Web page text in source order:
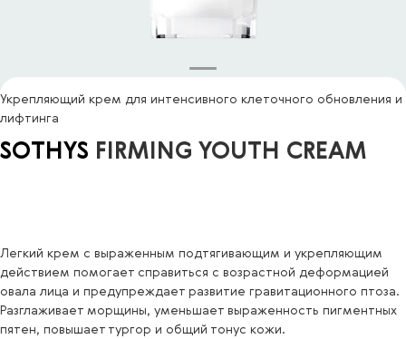
Укрепляющий крем для интенсивного клеточного обновления и
лифтинга
SOTHYS FIRMING YOUTH CREAM
Легкий крем с выраженным подтягивающим и укрепляющим
действием помогает справиться с возрастной деформацией
овала лица и предупреждает развитие гравитационного птоза.
Разглаживает морщины, уменьшает выраженность пигментных
пятен, повышает тургор и общий тонус кожи.